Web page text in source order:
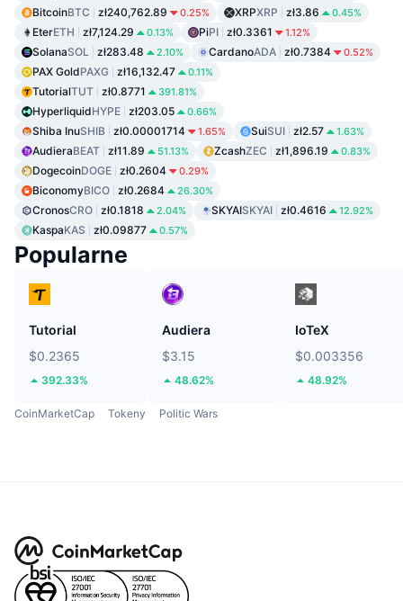
BitcoinBTC zł240,762.89 0.25% XRPXRP zł3.86 0.45%
EterETH zł7,124.29 0.13% PiPI zł0.3361 1.12%
SolanaSOL zł283.48 2.10% CardanoADA zł0.7384 0.52%
PAX GoldPAXG zł16,132.47 0.11%
TutorialTUT zł0.8771 391.81%
HyperliquidHYPE zł203.05 0.66%
Shiba InuSHIB zł0.00001714 1.65% SuiSUI zł2.57 1.63%
AudieraBEAT zł11.89 51.13% ZcashZEC zł1,896.19 0.83%
DogecoinDOGE zł0.2604 0.29%
BiconomyBICO zł0.2684 26.30%
CronosCRO zł0.1818 2.04% SKYAISKYAI zł0.4616 12.92%
KaspaKAS zł0.09877 0.57%
Popularne
Tutorial
$0.2365
392.33%
Audiera
$3.15
48.62%
IoTeX
$0.003356
48.92%
CoinMarketCap Tokeny Politic Wars